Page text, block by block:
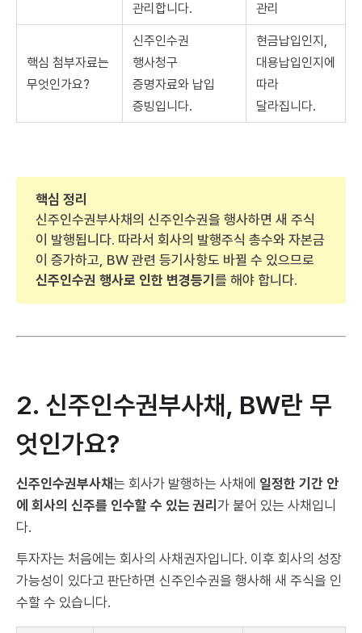
관리합니다.
관리
핵심 첨부자료는
무엇인가요?
신주인수권
행사청구
증명자료와 납입
증빙입니다.
현금납입인지,
대용납입인지에
따라
달라집니다.
핵심 정리
신주인수권부사채의 신주인수권을 행사하면 새 주식
이 발행됩니다. 따라서 회사의 발행주식 총수와 자본금
이 증가하고, BW 관련 등기사항도 바뀔 수 있으므로
신주인수권 행사로 인한 변경등기 를 해야 합니다.
2. 신주인수권부사채, BW란 무
엇인가요?
신주인수권부사채는 회사가 발행하는 사채에 일정한 기간 안
에 회사의 신주를 인수할 수 있는 권리 가 붙어 있는 사채입니
다.
투자자는 처음에는 회사의 사채권자입니다. 이후 회사의 성장
가능성이 있다고 판단하면 신주인수권을 행사해 새 주식을 인
수할 수 있습니다.